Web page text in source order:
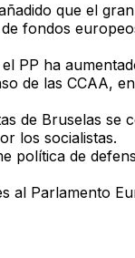
que el
fondos
PP ha
de las CCAA,
de Bruselas se
los socialistas.
de
al Parlamento